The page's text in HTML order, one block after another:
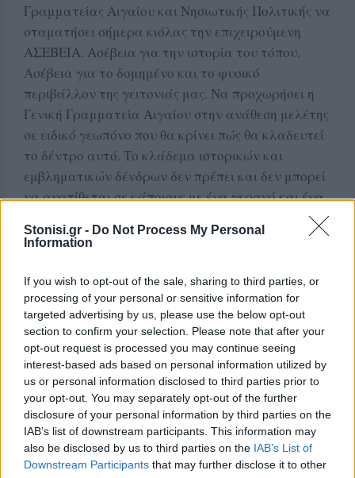
Stonisi.gr - Do Not Process My Personal
Information
If you wish to opt-out of the sale, sharing to third parties, or
processing of your personal or sensitive information for
targeted advertising by us, please use the below opt-out
section to confirm your selection. Please note that after your
opt-out request is processed you may continue seeing
interest-based ads based on personal information utilized by
us or personal information disclosed to third parties prior to
your opt-out. You may separately opt-out of the further
disclosure of your personal information by third parties on the
IAB’s list of downstream participants. This information may
also be disclosed by us to third parties on the IAB’s List of
Downstream Participants that may further disclose it to other
Γραμματείας Αιγαίου και Νησιωτικής Πολιτικής να
σταματήσει σήμερα κιόλας την επιχειρούμενη
ΑΣΕΒΕΙΑ. Ασέβεια για την ιστορία του τόπου.
Ασέβεια για το δομημένο και το φυσικό
περιβάλλον της γειτονιάς μας. Να προχωρήσει η
Γενική Γραμματεία Αιγαίου στην ανάθεση μελέτης
σε ειδικό γεωπόνο που θα κρίνει πώς θα κλαδευτεί
το δέντρο αυτό. Το κλάδεμα ιστορικών και
εμβληματικών δένδρων δεν πρέπει και δεν μπορεί
να ανατίθεται σε κάποιους με ένα γερανό και ένα
Καλούμε τις αρμόδιες υπηρεσίες της Διεύθυνσης
Μυτιλήνης να αντιδράσουν σήμερα κιόλας.
Καλούμε τους πολίτες της γειτονιάς την Κυριακή 6
Οκτωβρίου από τις 8 το πρωί να σταθούμε
μπροστά στο δέντρο, εμποδίζοντας το
ΠΑΡΑΝΟΜΟ κόψιμο του».
Δείτε περισσότερα άρθρα μας στα αποτελέσματα